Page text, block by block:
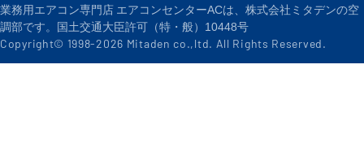
業務用エアコン専門店 エアコンセンターACは、株式会社ミタデンの空
調部です。国土交通大臣許可（特・般）10448号
Copyright© 1998-2026 Mitaden co.,ltd. All Rights Reserved.